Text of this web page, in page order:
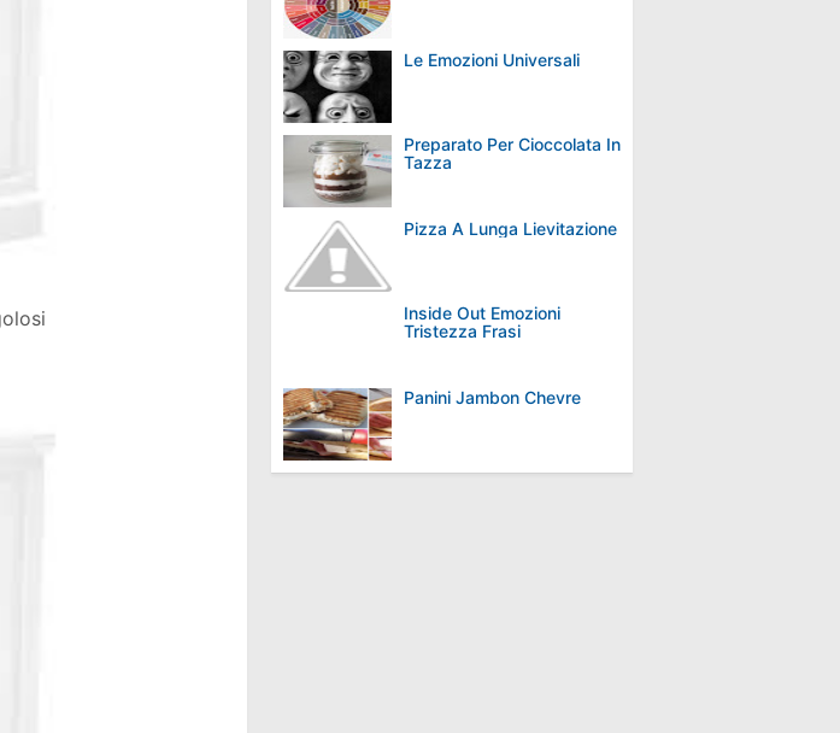
Le Emozioni Universali
Preparato Per Cioccolata In
Tazza
Pizza A Lunga Lievitazione
Inside Out Emozioni
Tristezza Frasi
Panini Jambon Chevre